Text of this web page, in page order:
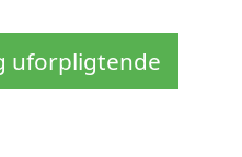
uforpligtende